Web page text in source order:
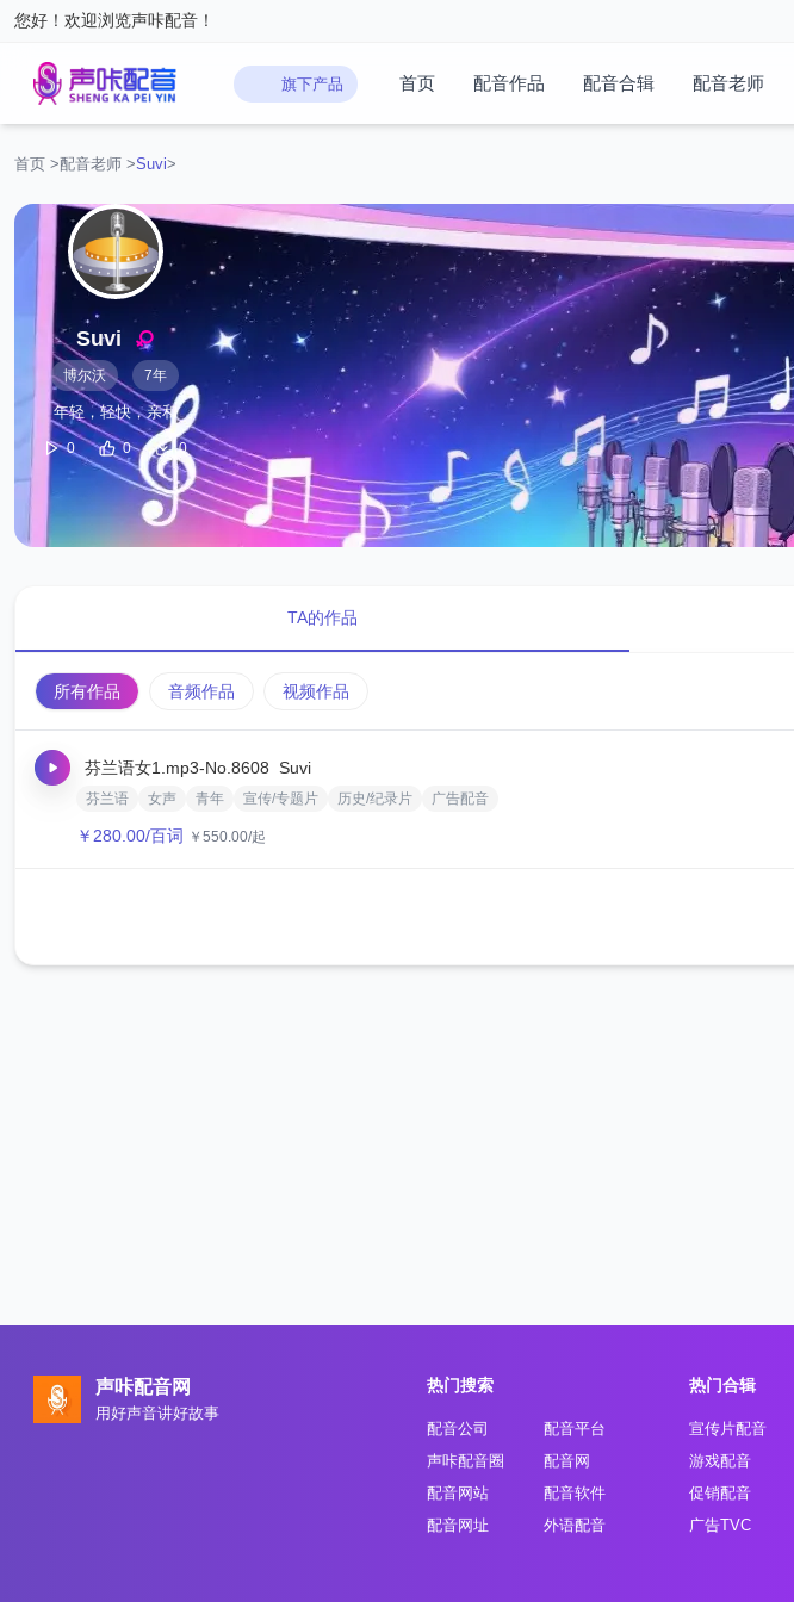
您好！欢迎浏览声咔配音！
旗下产品 首页 配音作品 配音合辑 配音老师
首页 >配音老师 >‌Suvi‌>
‌Suvi‌
博尔沃 7年
年轻，轻快，亲和
0 0 0
TA的作品
所有作品 音频作品 视频作品
芬兰语女1.mp3-No.8608 ‌Suvi‌
芬兰语 女声 青年 宣传/专题片 历史/纪录片 广告配音
￥ 280.00/百词 ￥ 550.00/起
声咔配音网
用好声音讲好故事
热门搜索
配音公司
配音平台
声咔配音圈
配音网
配音网站
配音软件
配音网址
外语配音
热门合辑
宣传片配音
游戏配音
促销配音
广告TVC